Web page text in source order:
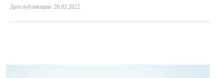
Дата публикации: 20.02.2022